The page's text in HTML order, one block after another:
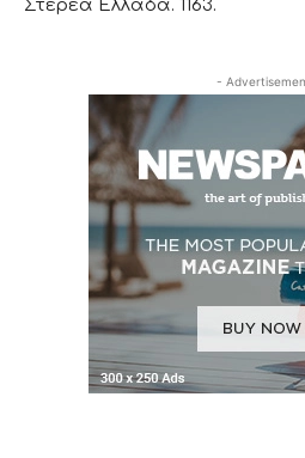
Στερεά Ελλάδα. 1163.
-